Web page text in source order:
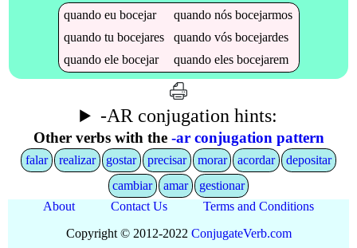
quandoeubocejar quandonósbocejarmos
quandotubocejares quandovósbocejardes
quandoelebocejar quandoelesbocejarem
-AR conjugation hints:
Other verbs with the -ar conjugation pattern
falar realizar gostar precisar morar acordar
depositar
cambiar
amar
gestionar
About
Contact Us
Terms and Conditions
Copyright © 2012-2022 ConjugateVerb.com